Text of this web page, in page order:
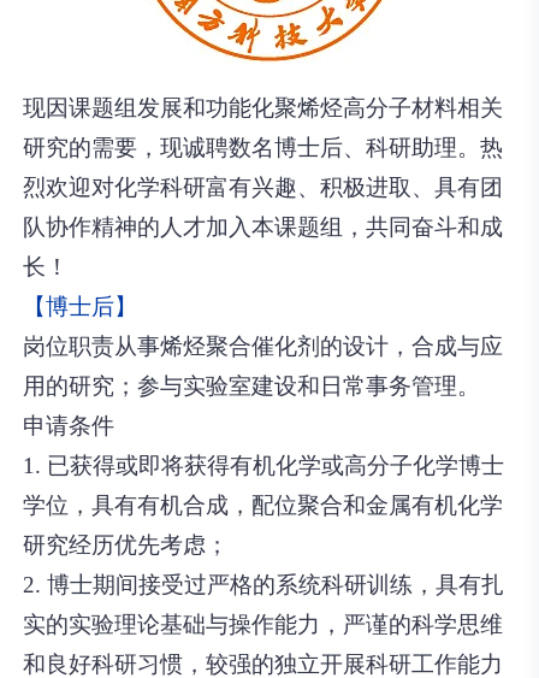
现因课题组发展和功能化聚烯烃高分子材料相关
研究的需要，现诚聘数名博士后、科研助理。热
烈欢迎对化学科研富有兴趣、积极进取、具有团
队协作精神的人才加入本课题组，共同奋斗和成
长！
【博士后】
岗位职责从事烯烃聚合催化剂的设计，合成与应
用的研究；参与实验室建设和日常事务管理。
申请条件
1. 已获得或即将获得有机化学或高分子化学博士
学位，具有有机合成，配位聚合和金属有机化学
研究经历优先考虑；
2. 博士期间接受过严格的系统科研训练，具有扎
实的实验理论基础与操作能力，严谨的科学思维
和良好科研习惯，较强的独立开展科研工作能力